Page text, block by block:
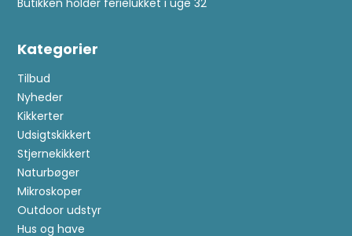
Butikken holder ferielukket i uge 32
Kategorier
Tilbud
Nyheder
Kikkerter
Udsigtskikkert
Stjernekikkert
Naturbøger
Mikroskoper
Outdoor udstyr
Hus og have